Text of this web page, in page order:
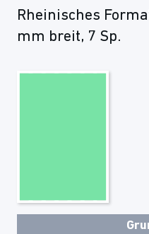
Rheinisches
mm breit, 7 Sp.